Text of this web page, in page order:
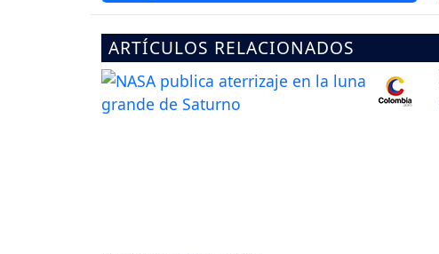
ARTÍCULOS RELACIONADOS